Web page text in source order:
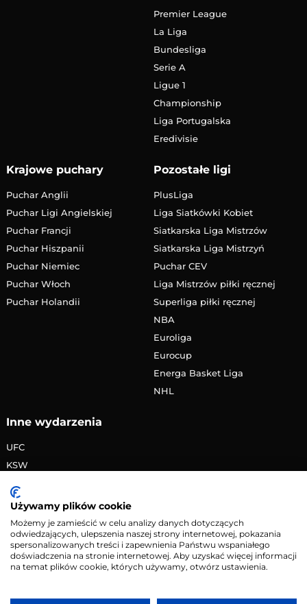
Premier League
La Liga
Bundesliga
Serie A
Ligue 1
Championship
Liga Portugalska
Eredivisie
Krajowe puchary
Puchar Anglii
Puchar Ligi Angielskiej
Puchar Francji
Puchar Hiszpanii
Puchar Niemiec
Puchar Włoch
Puchar Holandii
Pozostałe ligi
PlusLiga
Liga Siatkówki Kobiet
Siatkarska Liga Mistrzów
Siatkarska Liga Mistrzyń
Puchar CEV
Liga Mistrzów piłki ręcznej
Superliga piłki ręcznej
NBA
Euroliga
Eurocup
Energa Basket Liga
NHL
Inne wydarzenia
UFC
KSW
PRIME MMA
Żużlowa Ekstraliga
Speedway Grand Prix
Skoki narciarskie
Używamy plików cookie
Możemy je zamieścić w celu analizy danych dotyczących
odwiedzających, ulepszenia naszej strony internetowej, pokazania
spersonalizowanych treści i zapewnienia Państwu wspaniałego
doświadczenia na stronie internetowej. Aby uzyskać więcej informacji
na temat plików cookie, których używamy, otwórz ustawienia.